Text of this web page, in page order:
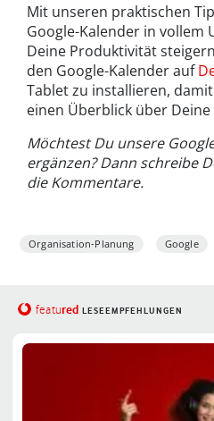
Mit unseren praktischen
Google-Kalender in vollem
Deine Produktivität
den Google-Kalender auf
Tablet zu installieren,
einen Überblick über
Möchtest Du unsere
ergänzen? Dann schreibe
die Kommentare.
Organisation-Planung Google
featured LESEEMPFEHLUNGEN